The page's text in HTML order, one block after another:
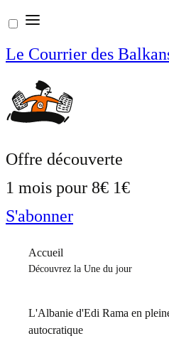
Aller
au
contenu
Le Courrier des
Offre découverte
1 mois pour 8€ 1€
S'abonner
Accueil
Découvrez la Une du jour
L'Albanie d'Edi Rama en
autocratique